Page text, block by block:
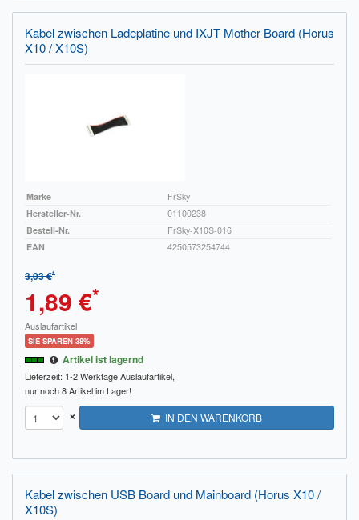
Kabel zwischen Ladeplatine und IXJT Mother Board (Horus
X10 / X10S)
Marke
FrSky
Hersteller-Nr.
01100238
Bestell-Nr.
FrSky-X10S-016
EAN
4250573254744
3,03 €*
1,89 €*
Auslaufartikel
SIE SPAREN 38%
Artikel ist lagernd
Lieferzeit: 1-2 WerktageAuslaufartikel,
nur noch 8 Artikel im Lager!
× IN DEN WARENKORB
Kabel zwischen USB Board und Mainboard (Horus X10 /
X10S)